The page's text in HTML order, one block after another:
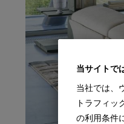
当サイトで
当社では、
トラフィッ
の利用条件